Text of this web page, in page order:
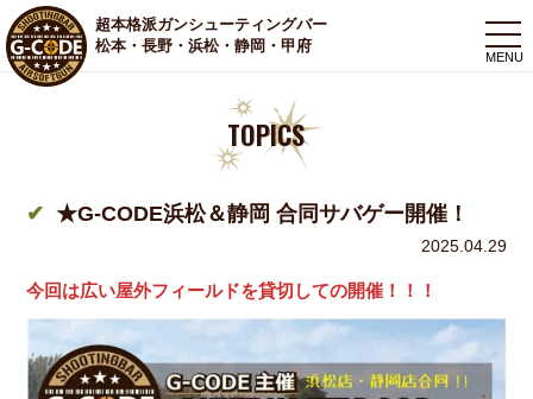
超本格派ガンシューティングバー
松本・長野・浜松・静岡・甲府
TOPICS
★G-CODE浜松＆静岡 合同サバゲー開催！
2025.04.29
今回は広い屋外フィールドを貸切 しての開催！！！